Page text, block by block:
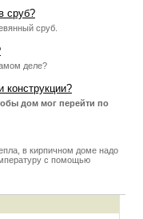
сруб?
сруб.
деле?
дом мог перейти по
в кирпичном доме надо
с помощью